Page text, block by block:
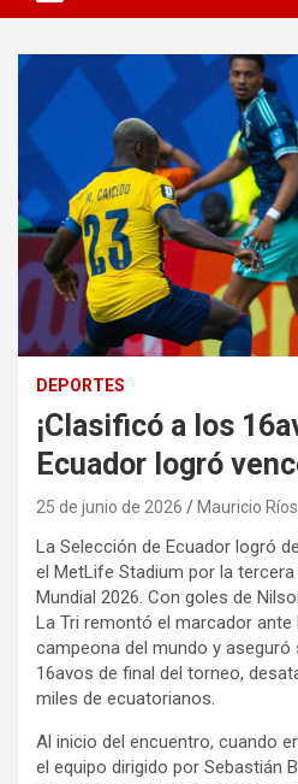
DEPORTES
¡Clasificó a los
Ecuador logró
25 de junio de 2026 Mauricio Ríos
La Selección de Ecuador logró
el MetLife Stadium por la
Mundial 2026. Con goles de
La Tri remontó el marcador ante
campeona del mundo y
16avos de final del torneo,
miles de ecuatorianos.
Al inicio del encuentro, cuando
el equipo dirigido por Sebastián